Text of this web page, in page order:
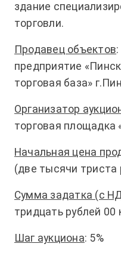
здание
торговли.
Продавец объектов
предприятие
торговая база»
Организатор
торговая площадка
Начальная цена
(две тысячи триста
Сумма задатка (с
тридцать рублей 00
Шаг аукциона: 5%